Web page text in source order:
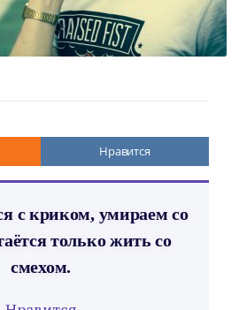
Нравится
с криком, умираем со
только жить со
смехом.